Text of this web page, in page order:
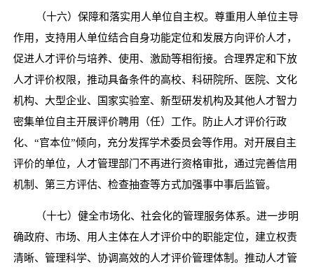
（十六）保障和落实用人单位自主权。尊重用人单位主导
作用，支持用人单位结合自身功能定位和发展方向评价人才，
促进人才评价与培养、使用、激励等相衔接。合理界定和下放
人才评价权限，推动具备条件的高校、科研院所、医院、文化
机构、大型企业、国家实验室、新型研发机构及其他人才智力
密集单位自主开展评价聘用（任）工作。防止人才评价行政
化、 “官本位”倾向，充分发挥学术委员会等作用。对开展自主
评价的单位，人才管理部门不再进行资格审批，通过完善信用
机制、第三方评估、检查抽查等方式加强事中事后监管。
（十七）健全市场化、社会化的管理服务体系。进一步明
确政府、市场、用人主体在人才评价中的职能定位，建立权责
清晰、管理科学、协调高效的人才评价管理体制。推动人才管